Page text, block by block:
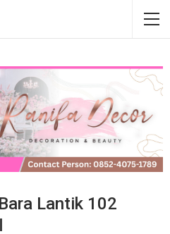
Lantik 102